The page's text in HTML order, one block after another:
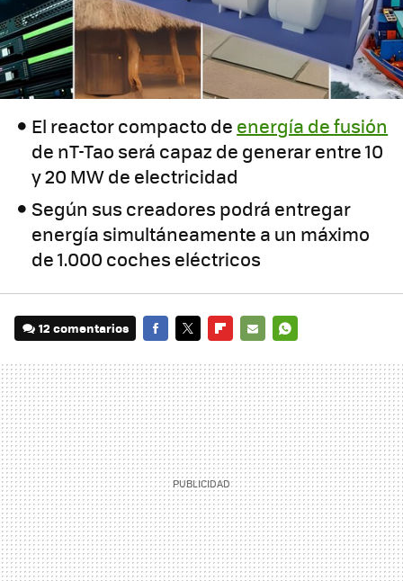
El reactor compacto de energía de fusión
de nT-Tao será capaz de generar entre 10
y 20 MW de electricidad
Según sus creadores podrá entregar
energía simultáneamente a un máximo
de 1.000 coches eléctricos
12 comentarios
MAIL